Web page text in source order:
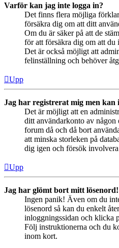
Varför kan jag inte logga in?
Det finns flera möjliga
försäkra dig om att ditt
Om du är säker på att de
för att försäkra dig om att du
Det är också möjligt att
felinställning och behöver
Upp
Jag har registrerat mig men kan
Det är möjligt att en
ditt användarkonto av någon
forum då och då bort
att minska storleken på
dig igen och försök
Upp
Jag har glömt bort mitt lösenord!
Ingen panik! Även om du
lösenord så kan du enkelt
inloggningssidan och klicka
Följ instruktionerna och du
inom kort.